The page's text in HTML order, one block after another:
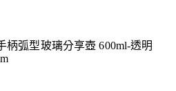
柄弧型玻璃分享壺 600ml-透明